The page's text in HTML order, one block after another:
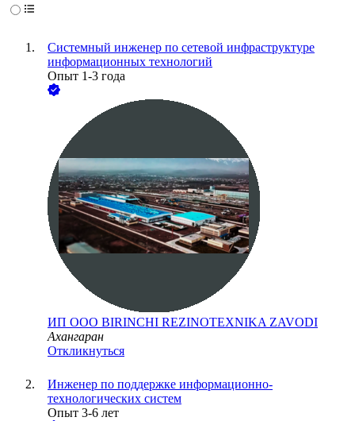
Системный инженер по сетевой инфраструктуре
информационных технологий
Опыт 1-3 года
ИП ООО BIRINCHI REZINOTEXNIKA ZAVODI
Ахангаран
Откликнуться
Инженер по поддержке информационно-
технологических систем
Опыт 3-6 лет